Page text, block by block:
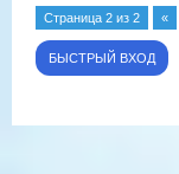
Страница 2 из 2 «